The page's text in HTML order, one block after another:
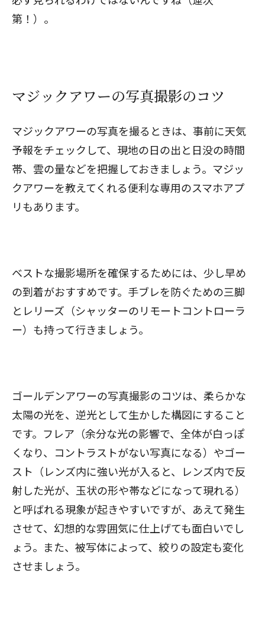
第！）。
マジックアワーの写真撮影のコツ
マジックアワーの写真を撮るときは、事前に天気
予報をチェックして、現地の日の出と日没の時間
帯、雲の量などを把握しておきましょう。マジッ
クアワーを教えてくれる便利な専用のスマホアプ
リもあります。
ベストな撮影場所を確保するためには、少し早め
の到着がおすすめです。手ブレを防ぐための三脚
とレリーズ（シャッターのリモートコントローラ
ー）も持って行きましょう。
ゴールデンアワーの写真撮影のコツは、柔らかな
太陽の光を、逆光として生かした構図にすること
です。フレア（余分な光の影響で、全体が白っぽ
くなり、コントラストがない写真になる）やゴー
スト（レンズ内に強い光が入ると、レンズ内で反
射した光が、玉状の形や帯などになって現れる）
と呼ばれる現象が起きやすいですが、あえて発生
させて、幻想的な雰囲気に仕上げても面白いでし
ょう。また、被写体によって、絞りの設定も変化
させましょう。